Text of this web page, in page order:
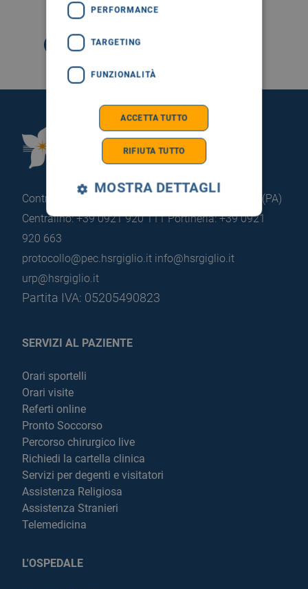
Fondazione Istituto
G.Giglio di Cefalù
Contrada Pietrapollastra - Pisciotto 90015 Cefalù (PA)
Centralino: +39 0921 920 111 Portineria: +39 0921
920 663
protocollo@pec.hsrgiglio.it info@hsrgiglio.it
urp@hsrgiglio.it
Partita IVA: 05205490823
SERVIZI AL PAZIENTE
Orari sportelli
Orari visite
Referti online
Pronto Soccorso
Percorso chirurgico live
Richiedi la cartella clinica
Servizi per degenti e visitatori
Assistenza Religiosa
Assistenza Stranieri
Telemedicina
L'OSPEDALE
PERFORMANCE
TARGETING
FUNZIONALITÀ
ACCETTA TUTTO
RIFIUTA TUTTO
MOSTRA DETTAGLI